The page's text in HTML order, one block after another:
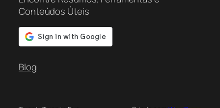
Conteúdos Úteis
Blog